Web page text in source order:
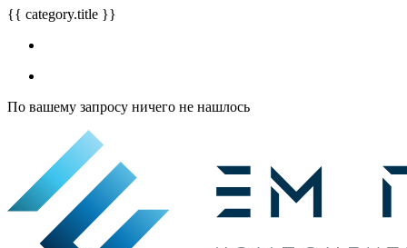
{{ category.title }}
По вашему запросу ничего не нашлось